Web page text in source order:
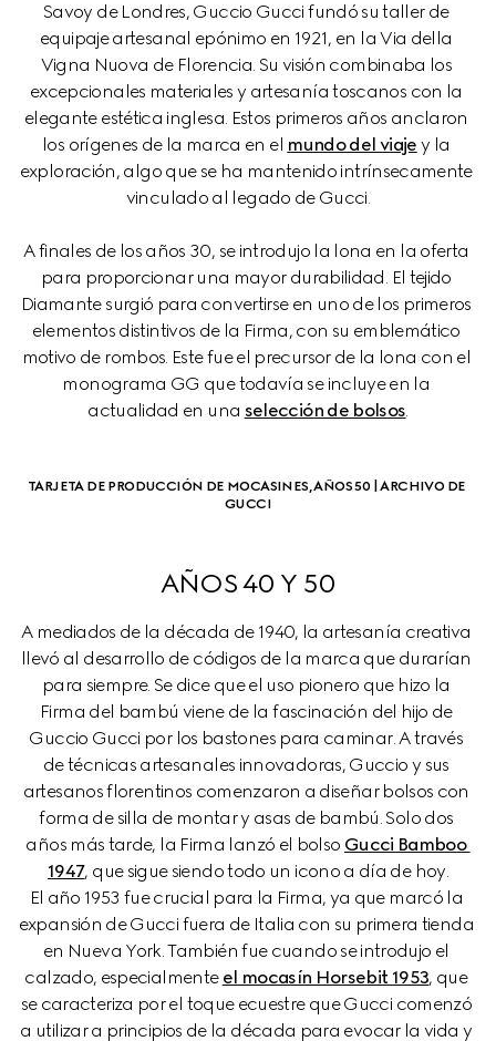
Savoy de Londres, Guccio Gucci fundó su taller de
equipaje artesanal epónimo en 1921, en la Via della
Vigna Nuova de Florencia. Su visión combinaba los
excepcionales materiales y artesanía toscanos con la
elegante estética inglesa. Estos primeros años anclaron
los orígenes de la marca en el mundo del viaje y la
exploración, algo que se ha mantenido intrínsecamente
vinculado al legado de Gucci.
A finales de los años 30, se introdujo la lona en la oferta
para proporcionar una mayor durabilidad. El tejido
Diamante surgió para convertirse en uno de los primeros
elementos distintivos de la Firma, con su emblemático
motivo de rombos. Este fue el precursor de la lona con el
monograma GG que todavía se incluye en la
actualidad en una selección de bolsos.
TARJETA DE PRODUCCIÓN DE MOCASINES, AÑOS 50 | ARCHIVO DE
GUCCI
AÑOS 40 Y 50
A mediados de la década de 1940, la artesanía creativa
llevó al desarrollo de códigos de la marca que durarían
para siempre. Se dice que el uso pionero que hizo la
Firma del bambú viene de la fascinación del hijo de
Guccio Gucci por los bastones para caminar. A través
de técnicas artesanales innovadoras, Guccio y sus
artesanos florentinos comenzaron a diseñar bolsos con
forma de silla de montar y asas de bambú. Solo dos
años más tarde, la Firma lanzó el bolso Gucci Bamboo
1947, que sigue siendo todo un icono a día de hoy.
El año 1953 fue crucial para la Firma, ya que marcó la
expansión de Gucci fuera de Italia con su primera tienda
en Nueva York. También fue cuando se introdujo el
calzado, especialmente el mocasín Horsebit 1953, que
se caracteriza por el toque ecuestre que Gucci comenzó
a utilizar a principios de la década para evocar la vida y